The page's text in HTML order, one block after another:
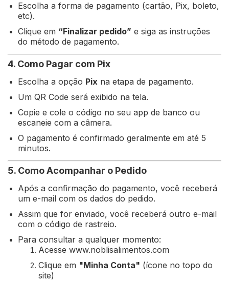
Escolha a forma de pagamento (cartão, Pix, boleto,
etc).
Clique em “Finalizar pedido” e siga as instruções
do método de pagamento.
4. Como Pagar com Pix
Escolha a opção Pix na etapa de pagamento.
Um QR Code será exibido na tela.
Copie e cole o código no seu app de banco ou
escaneie com a câmera.
O pagamento é confirmado geralmente em até 5
minutos.
5. Como Acompanhar o Pedido
Após a confirmação do pagamento, você receberá
um e-mail com os dados do pedido.
Assim que for enviado, você receberá outro e-mail
com o código de rastreio.
Para consultar a qualquer momento:
Acesse www.noblisalimentos.com
Clique em "Minha Conta" (ícone no topo do
site)